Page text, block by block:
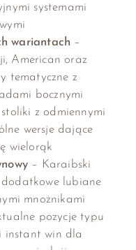
systemami
wariantach –
American oraz
tematyczne z
bocznymi
z odmiennymi
wersje dające
wielorąk
– Karaibski
dodatkowe lubiane
mnożnikami
pozycje typu
instant win dla